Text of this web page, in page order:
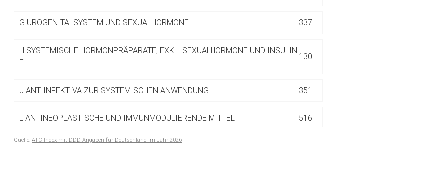
G UROGENITALSYSTEM UND SEXUALHORMONE 337
H SYSTEMISCHE HORMONPRÄPARATE, EXKL. SEXUALHORMONE UND INSULIN
E
130
J ANTIINFEKTIVA ZUR SYSTEMISCHEN ANWENDUNG 351
L ANTINEOPLASTISCHE UND IMMUNMODULIERENDE MITTEL 516
MUSKEL- UND SKELETTSYSTEM
Quelle: ATC-Index mit DDD-Angaben für Deutschland im Jahr 2026